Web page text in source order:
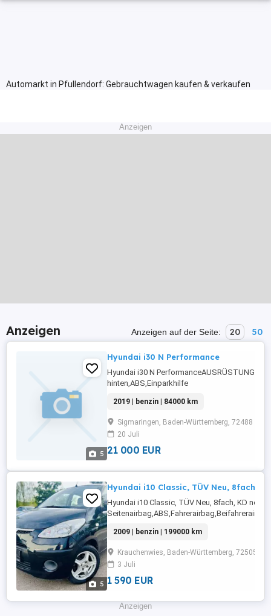
Automarkt in Pfullendorf: Gebrauchtwagen kaufen & verkaufen
Anzeigen
Anzeigen Anzeigen auf der Seite: 20 50
5
Hyundai i30 N Performance
Hyundai i30 N PerformanceAUSRÜSTUNG:
hinten,ABS,Einparkhilfe
Lenkrad,Berganfahrassistent,DAB-
Scheinwerfer,Servolenkung,Elektrische
2019 | benzin | 84000 km
Sigmaringen, Baden-Württemberg, 72488
20 Juli
21 000 EUR
5
Hyundai i10 Classic, TÜV Neu, 8fach,
Hyundai i10 Classic, TÜV Neu, 8fach, KD
Rücksitzbank,Getönte Scheiben,Elektrische
Inspektion: 2028-06-01T00:00:00.000ZDetails:
2009 | benzin | 199000 km
Krauchenwies, Baden-Württemberg, 72505
3 Juli
1 590 EUR
Anzeigen